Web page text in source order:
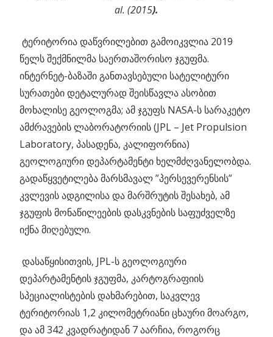
al. (2015).
ტერიტორია დაწვრილებით გამოიკვლია 2019
წელს შექმნილმა საერთაშორისო ჯგუფმა.
ინტერნეტ-ბაზაში განთავსებული სატელიტური
სურათები დეტალურად შეისწავლა ასობით
მოხალისე გეოლოგმა; ამ ჯგუფს NASA-ს სარაკეტო
ამძრავების ლაბორატორიის (JPL – Jet Propulsion
Laboratory, პასადენა, კალიფორნია)
გეოლოგიური დეპარტამენტი ხელმძღვანელობდა.
გადაწყვეტილება მარსმავალ ”პერსევერენსის”
კვლევის ადგილისა და მარშრუტის შესახებ, ამ
ჯგუფის მონაწილეების დასკვნების საფუძველზე
იქნა მიღებული.
დასაწყისითვის, JPL-ს გეოლოგიური
დეპარტამენტის ჯგუფმა, კარტოგრაფიის
სპეციალისტების დახმარებით, საკვლევ
ტერიტორიას 1,2 კილომეტრიანი ცხაური მოარგო,
და ამ 342 კვადრატიდან 7 აარჩია, როგორც